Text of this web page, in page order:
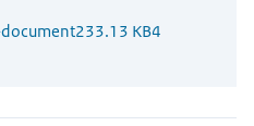
document233.13 KB4